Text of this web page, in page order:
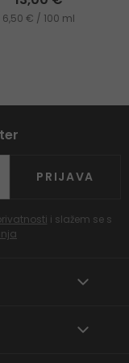
6,50 € / 100 ml
PRIJAVA
i slažem se s